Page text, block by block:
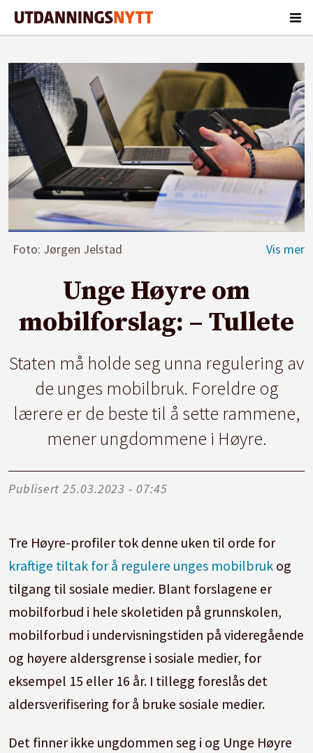
Foto: Jørgen Jelstad
Unge Høyre om
mobilforslag: – Tullete
Staten må holde seg unna regulering av
de unges mobilbruk. Foreldre og
lærere er de beste til å sette rammene,
mener ungdommene i Høyre.
Publisert 25.03.2023 - 07:45
Tre Høyre-profiler tok denne uken til orde for
kraftige tiltak for å regulere unges mobilbruk og
tilgang til sosiale medier. Blant forslagene er
mobilforbud i hele skoletiden på grunnskolen,
mobilforbud i undervisningstiden på videregående
og høyere aldersgrense i sosiale medier, for
eksempel 15 eller 16 år. I tillegg foreslås det
aldersverifisering for å bruke sosiale medier.
Det finner ikke ungdommen seg i og Unge Høyre